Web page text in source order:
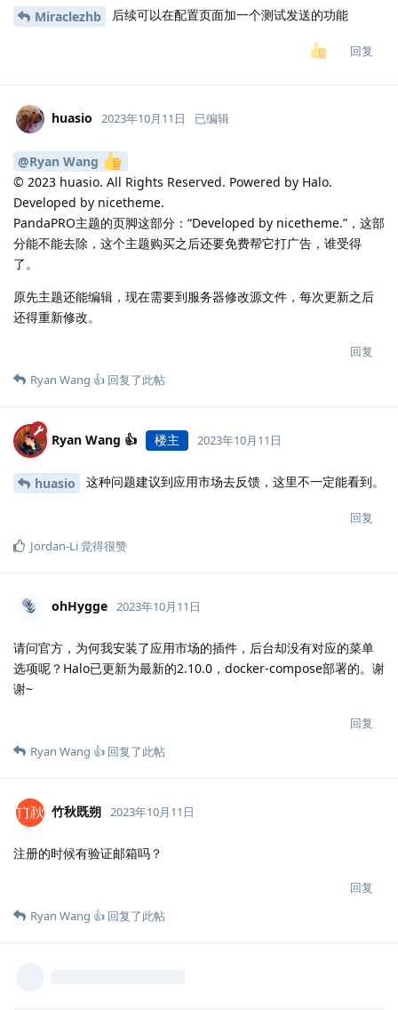
Miraclezhb 后续可以在配置页面加一个测试发送的功能
回复
huasio 2023年10月11日 已编辑
@Ryan Wang
© 2023 huasio. All Rights Reserved. Powered by Halo.
Developed by nicetheme.
PandaPRO主题的页脚这部分：“Developed by nicetheme.”，这部
分能不能去除，这个主题购买之后还要免费帮它打广告，谁受得
了。
原先主题还能编辑，现在需要到服务器修改源文件，每次更新之后
还得重新修改。
回复
Ryan Wang 👍 回复了此帖
Ryan Wang 👍 楼主 2023年10月11日
huasio 这种问题建议到应用市场去反馈，这里不一定能看到。
回复
Jordan-Li觉得很赞
ohHygge 2023年10月11日
请问官方，为何我安装了应用市场的插件，后台却没有对应的菜单
选项呢？Halo已更新为最新的2.10.0，docker-compose部署的。谢
谢~
回复
Ryan Wang 👍 回复了此帖
竹秋既朔 2023年10月11日
注册的时候有验证邮箱吗？
回复
Ryan Wang 👍 回复了此帖